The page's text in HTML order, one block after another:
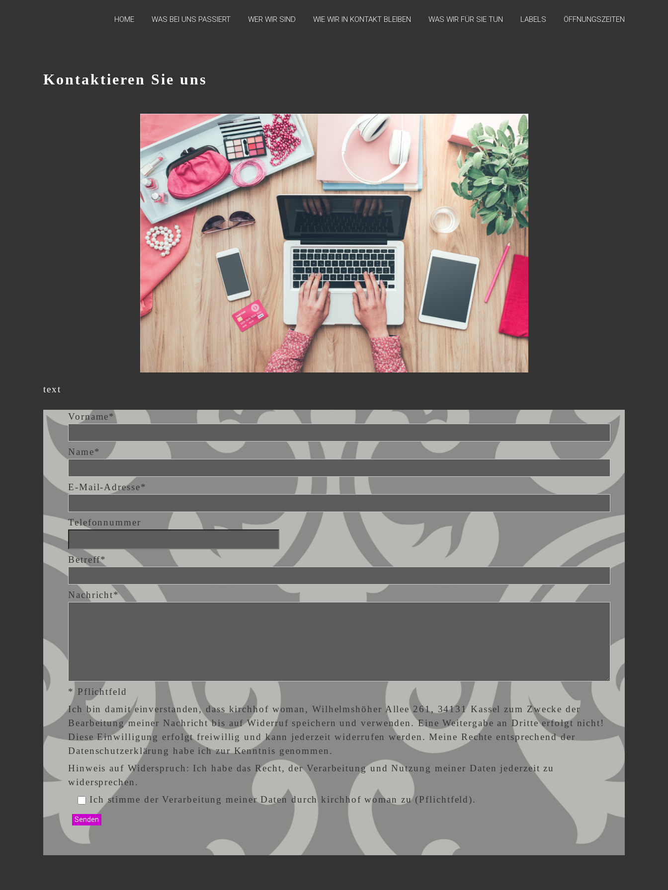
HOME WAS BEI UNS PASSIERT WER WIR SIND WIE WIR IN KONTAKT BLEIBEN WAS WIR FÜR SIE TUN LABELS ÖFFNUNGSZEITEN
Kontaktieren Sie uns
text
Vorname*
Name*
E-Mail-Adresse*
Telefonnummer
Betreff*
Nachricht*
* Pflichtfeld
Ich bin damit einverstanden, dass kirchhof woman, Wilhelmshöher Allee 261, 34131 Kassel zum Zwecke der
Bearbeitung meiner Nachricht bis auf Widerruf speichern und verwenden. Eine Weitergabe an Dritte erfolgt nicht!
Diese Einwilligung erfolgt freiwillig und kann jederzeit widerrufen werden. Meine Rechte entsprechend der
Datenschutzerklärung habe ich zur Kenntnis genommen.
Hinweis auf Widerspruch: Ich habe das Recht, der Verarbeitung und Nutzung meiner Daten jederzeit zu
widersprechen.
Ich stimme der Verarbeitung meiner Daten durch kirchhof woman zu (Pflichtfeld).